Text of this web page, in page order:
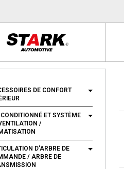
DE CONFORT
ET SYSTÈME
/
D'ARBRE DE
/ ARBRE DE